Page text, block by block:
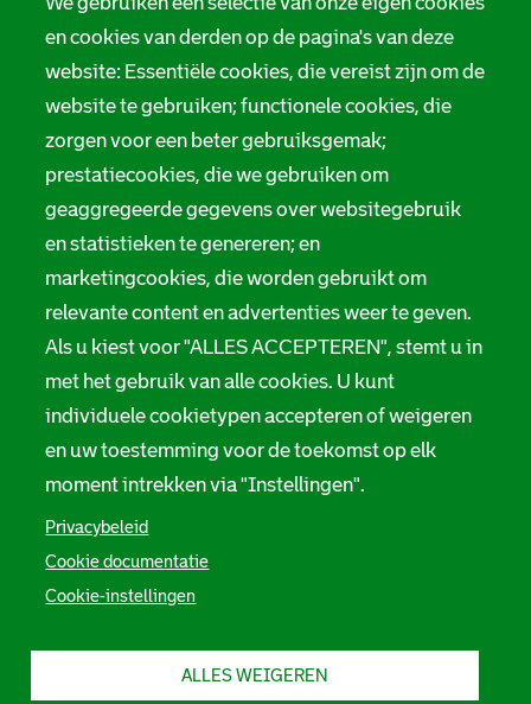
en cookies van derden op de pagina's van deze
website: Essentiële cookies, die vereist zijn om de
website te gebruiken; functionele cookies, die
zorgen voor een beter gebruiksgemak;
prestatiecookies, die we gebruiken om
geaggregeerde gegevens over websitegebruik
en statistieken te genereren; en
marketingcookies, die worden gebruikt om
relevante content en advertenties weer te geven.
Als u kiest voor "ALLES ACCEPTEREN", stemt u in
met het gebruik van alle cookies. U kunt
individuele cookietypen accepteren of weigeren
en uw toestemming voor de toekomst op elk
moment intrekken via "Instellingen".
Privacybeleid
Cookie documentatie
Cookie-instellingen
ALLES WEIGEREN